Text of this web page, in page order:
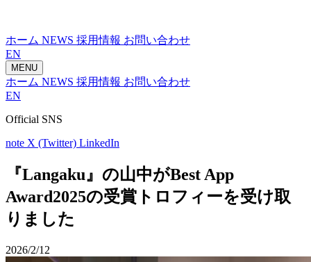
ホーム NEWS 採用情報 お問い合わせ
EN
MENU
ホーム NEWS 採用情報 お問い合わせ
EN
Official SNS
note X (Twitter) LinkedIn
『Langaku』の山中がBest App
Award2025の受賞トロフィーを受け取
りました
2026/2/12